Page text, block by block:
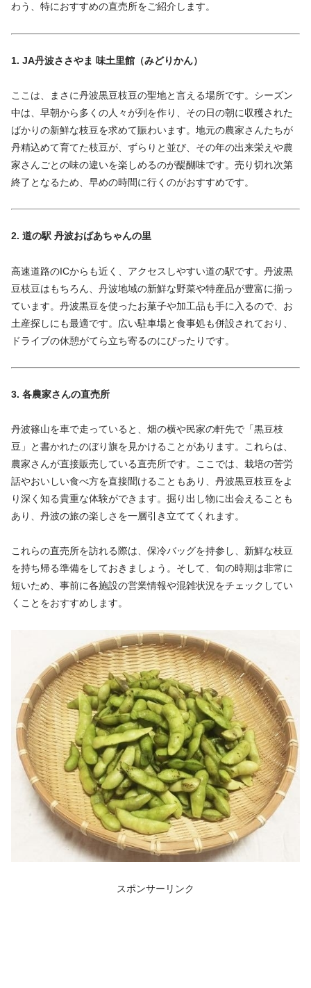
わう、特におすすめの直売所をご紹介します。
1. JA丹波ささやま 味土里館（みどりかん）
ここは、まさに丹波黒豆枝豆の聖地と言える場所です。シーズン
中は、早朝から多くの人々が列を作り、その日の朝に収穫された
ばかりの新鮮な枝豆を求めて賑わいます。地元の農家さんたちが
丹精込めて育てた枝豆が、ずらりと並び、その年の出来栄えや農
家さんごとの味の違いを楽しめるのが醍醐味です。売り切れ次第
終了となるため、早めの時間に行くのがおすすめです。
2. 道の駅 丹波おばあちゃんの里
高速道路のICからも近く、アクセスしやすい道の駅です。丹波黒
豆枝豆はもちろん、丹波地域の新鮮な野菜や特産品が豊富に揃っ
ています。丹波黒豆を使ったお菓子や加工品も手に入るので、お
土産探しにも最適です。広い駐車場と食事処も併設されており、
ドライブの休憩がてら立ち寄るのにぴったりです。
3. 各農家さんの直売所
丹波篠山を車で走っていると、畑の横や民家の軒先で「黒豆枝
豆」と書かれたのぼり旗を見かけることがあります。これらは、
農家さんが直接販売している直売所です。ここでは、栽培の苦労
話やおいしい食べ方を直接聞けることもあり、丹波黒豆枝豆をよ
り深く知る貴重な体験ができます。掘り出し物に出会えることも
あり、丹波の旅の楽しさを一層引き立ててくれます。
これらの直売所を訪れる際は、保冷バッグを持参し、新鮮な枝豆
を持ち帰る準備をしておきましょう。そして、旬の時期は非常に
短いため、事前に各施設の営業情報や混雑状況をチェックしてい
くことをおすすめします。
スポンサーリンク